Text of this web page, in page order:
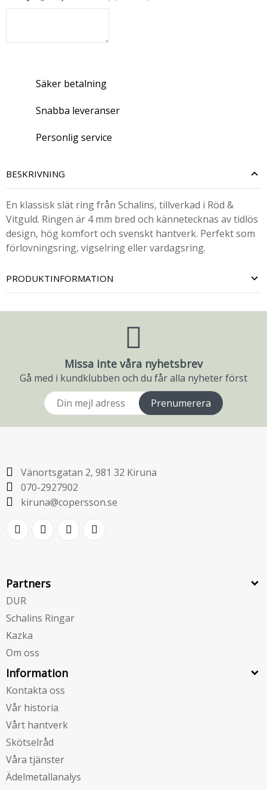
Säker betalning
Snabba leveranser
Personlig service
BESKRIVNING
En klassisk slät ring från Schalins, tillverkad i Röd &
Vitguld. Ringen är 4 mm bred och kännetecknas av tidlös
design, hög komfort och svenskt hantverk. Perfekt som
förlovningsring, vigselring eller vardagsring.
PRODUKTINFORMATION
Missa inte våra nyhetsbrev
Gå med i kundklubben och du får alla nyheter först
Prenumerera
Vänortsgatan 2, 981 32 Kiruna
070-2927902
kiruna@copersson.se
Partners
DUR
Schalins Ringar
Kazka
Om oss
Information
Kontakta oss
Vår historia
Vårt hantverk
Skötselråd
Våra tjänster
Ädelmetallanalys